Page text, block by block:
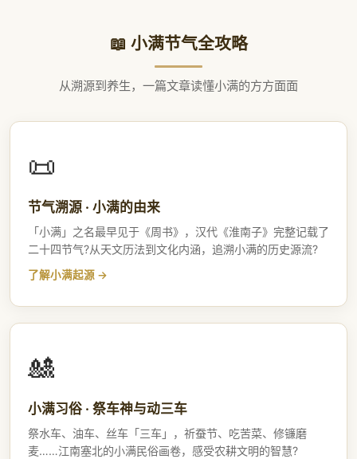
📖 小满节气全攻略
从溯源到养生，一篇文章读懂小满的方方面面
📜
节气溯源 · 小满的由来
「小满」之名最早见于《周书》，汉代《淮南子》完整记载了
二十四节气?从天文历法到文化内涵，追溯小满的历史源流?
了解小满起源
🎎
小满习俗 · 祭车神与动三车
祭水车、油车、丝车「三车」，祈蚕节、吃苦菜、修镰磨
麦……江南塞北的小满民俗画卷，感受农耕文明的智慧?